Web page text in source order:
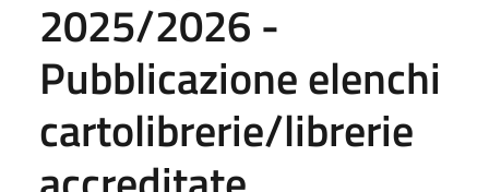
2025/2026 -
Pubblicazione elenchi
cartolibrerie/librerie